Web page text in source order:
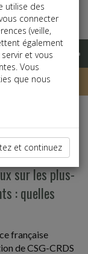
sur les plus-
: quelles
française
de CSG-CRDS
utilise des
connecter
(veille,
également
et vous
Vous
que nous
et continuez